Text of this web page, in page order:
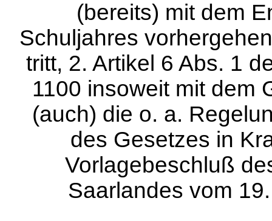
(bereits) mit dem
Schuljahres
tritt, 2. Artikel 6 Abs. 1
1100 insoweit mit dem
(auch) die o. a.
des Gesetzes in
Vorlagebeschluß
Saarlandes vom